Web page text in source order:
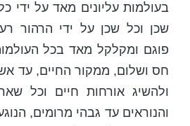
בעולמות עליונים מאד על
שכן וכל שכן על ידי הרהור
פוגם ומקלקל מאד בכל
חס ושלום, ממקור החיים, עד
ולהשיג אורחות חיים וכל
והנוראים עד גבהי מרומים,